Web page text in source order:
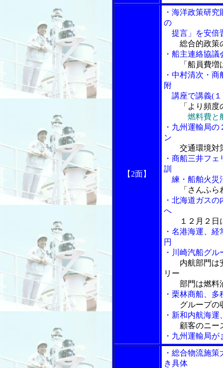
【2面】
・海洋政策研
の
提言」を安倍
総合的政策
・船主連絡協
「船員費
・中村清次・
附
講座で講義(１
「より頻
燃料費と
・九州運輸局
ン
交通環境対
・商船三井フ
訓
練・船舶火災
「さんふ
・北海道ガス
へ
１２月２
・名港海運、
円
・川崎汽船グ
内航部門は
リー
部門は燃料油
・栗林商船、
グループの
・新和内航海
顧客のニー
・九州運輸局
・総合物流施
き具体